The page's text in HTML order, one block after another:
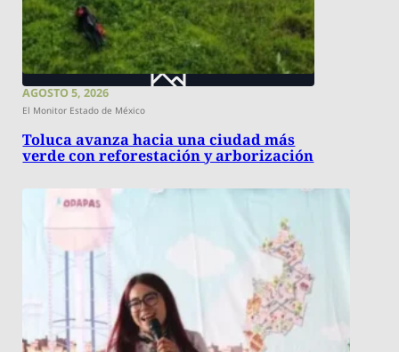
AGOSTO 5, 2026
El Monitor Estado de México
Toluca avanza hacia una ciudad más
verde con reforestación y arborización